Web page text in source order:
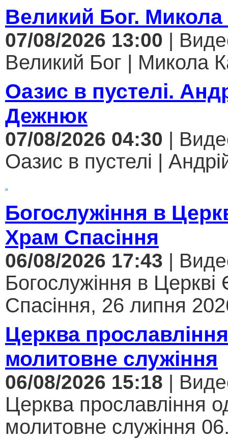
Великий Бог. Микола
07/08/2026 13:00 |
Великий Бог | Микола
Оазис в пустелі.
Дежнюк
07/08/2026 04:30 |
Оазис в пустелі |
Богослужіння в
Храм Спасіння
06/08/2026 17:43 |
Богослужіння в
Спасіння, 26 липня
Церква
молитовне служіння
06/08/2026 15:18 |
Церква прославління
молитовне служіння